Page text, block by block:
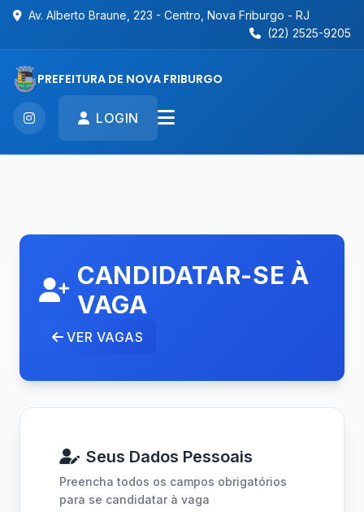
Av. Alberto Braune, 223 - Centro, Nova Friburgo - RJ
(22) 2525-9205
PREFEITURA DE NOVA FRIBURGO
LOGIN
CANDIDATAR-SE À
VAGA
VER VAGAS
Seus Dados Pessoais
Preencha todos os campos obrigatórios
para se candidatar à vaga